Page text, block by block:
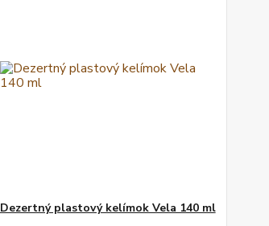
Dezertný plastový kelímok Vela 140 ml